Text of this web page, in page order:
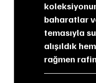
baharatlar
temasıyla
alışıldık
rağmen